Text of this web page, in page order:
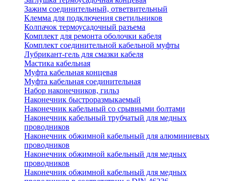
Зажим соединительный, ответвительный
Клемма для подключения светильников
Колпачок термоусадочный разъема
Комплект для ремонта оболочки кабеля
Комплект соединительной кабельной муфты
Лубрикант-гель для смазки кабеля
Мастика кабельная
Муфта кабельная концевая
Муфта кабельная соединительная
Набор наконечников, гильз
Наконечник быстроразмыкаемый
Наконечник кабельный со срывными болтами
Наконечник кабельный трубчатый для медных
проводников
Наконечник обжимной кабельный для алюминиевых
проводников
Наконечник обжимной кабельный для медных
проводников
Наконечник обжимной кабельный для медных